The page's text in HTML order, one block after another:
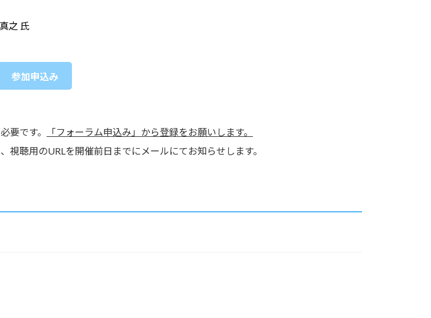
之 氏
参加申込み
要です。
「フォーラム申込み」から登録をお願いします。
視聴用のURLを開催前日までにメールにてお知らせします。